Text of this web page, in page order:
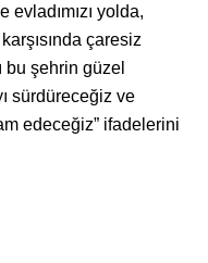
yolda,
çaresiz
bu şehrin güzel
sürdüreceğiz ve
edeceğiz” ifadelerini